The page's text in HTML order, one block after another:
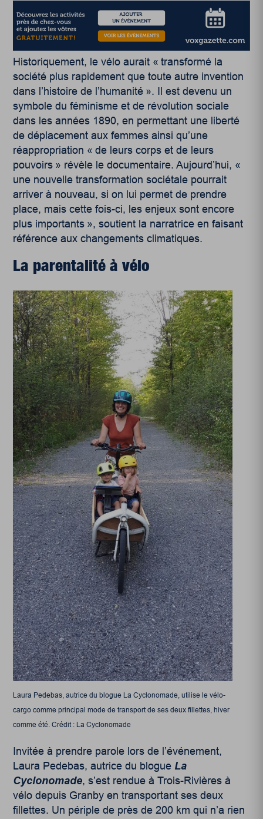
Historiquement, le vélo aurait « transformé la
société plus rapidement que toute autre invention
dans l’histoire de l’humanité ». Il est devenu un
symbole du féminisme et de révolution sociale
dans les années 1890, en permettant une liberté
de déplacement aux femmes ainsi qu’une
réappropriation « de leurs corps et de leurs
pouvoirs » révèle le documentaire. Aujourd’hui, «
une nouvelle transformation sociétale pourrait
arriver à nouveau, si on lui permet de prendre
place, mais cette fois-ci, les enjeux sont encore
plus importants », soutient la narratrice en faisant
référence aux changements climatiques.
La parentalité à vélo
Laura Pedebas, autrice du blogue La Cyclonomade, utilise le vélo-
cargo comme principal mode de transport de ses deux fillettes, hiver
comme été. Crédit : La Cyclonomade
Invitée à prendre parole lors de l’événement,
Laura Pedebas, autrice du blogue La
Cyclonomade, s’est rendue à Trois-Rivières à
vélo depuis Granby en transportant ses deux
fillettes. Un périple de près de 200 km qui n’a rien